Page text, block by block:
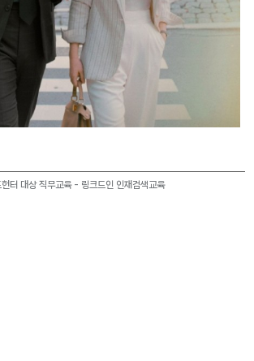
헌터 대상 직무교육 - 링크드인 인재검색교육